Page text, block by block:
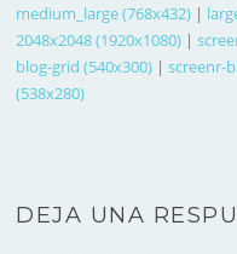
medium_large (768x432) |
2048x2048 (1920x1080) |
blog-grid (540x300) |screenr-
(538x280)
DEJA UNA